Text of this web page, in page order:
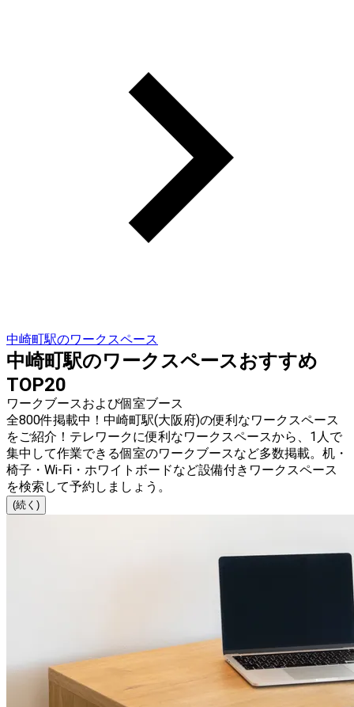
中崎町駅のワークスペース
中崎町駅のワークスペースおすすめ
TOP20
ワークブースおよび個室ブース
全800件掲載中！中崎町駅(大阪府)の便利なワークスペース
をご紹介！テレワークに便利なワークスペースから、1人で
集中して作業できる個室のワークブースなど多数掲載。机・
椅子・Wi-Fi・ホワイトボードなど設備付きワークスペース
を検索して予約しましょう。
(続く)